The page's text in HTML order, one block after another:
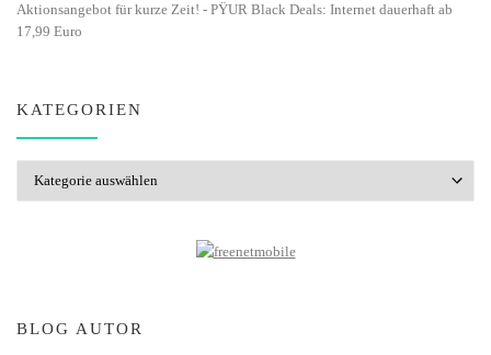
Aktionsangebot für kurze Zeit! - PŸUR Black Deals: Internet dauerhaft ab
17,99 Euro
KATEGORIEN
BLOG AUTOR